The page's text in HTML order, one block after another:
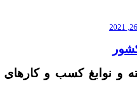
و نوابغ کسب و کارهای